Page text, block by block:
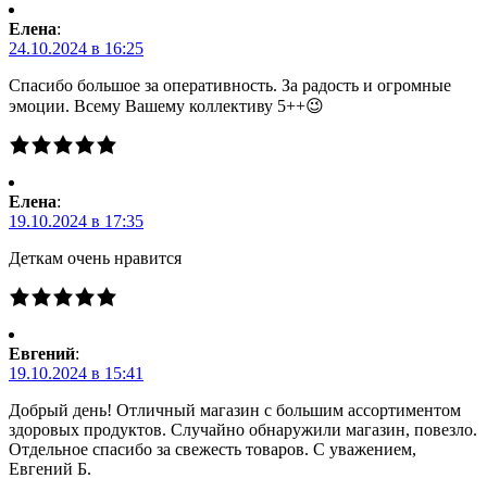
Елена:
24.10.2024 в 16:25
Спасибо большое за оперативность. За радость и огромные
эмоции. Всему Вашему коллективу 5++😉
Елена:
19.10.2024 в 17:35
Деткам очень нравится
Евгений:
19.10.2024 в 15:41
Добрый день! Отличный магазин с большим ассортиментом
здоровых продуктов. Случайно обнаружили магазин, повезло.
Отдельное спасибо за свежесть товаров. С уважением,
Евгений Б.